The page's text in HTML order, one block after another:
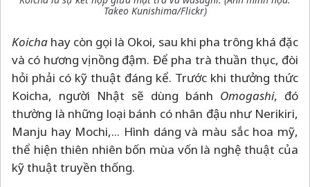
Takeo Kunishima/Flickr)
Koicha hay còn gọi là Okoi, sau khi pha trông khá đặc
và có hương vị nồng đậm. Để pha trà thuần thục, đòi
hỏi phải có kỹ thuật đáng kể. Trước khi thưởng thức
Koicha, người Nhật sẽ dùng bánh Omogashi, đó
thường là những loại bánh có nhân đậu như Nerikiri,
Manju hay Mochi,... Hình dáng và màu sắc hoa mỹ,
thể hiện thiên nhiên bốn mùa vốn là nghệ thuật của
kỹ thuật truyền thống.